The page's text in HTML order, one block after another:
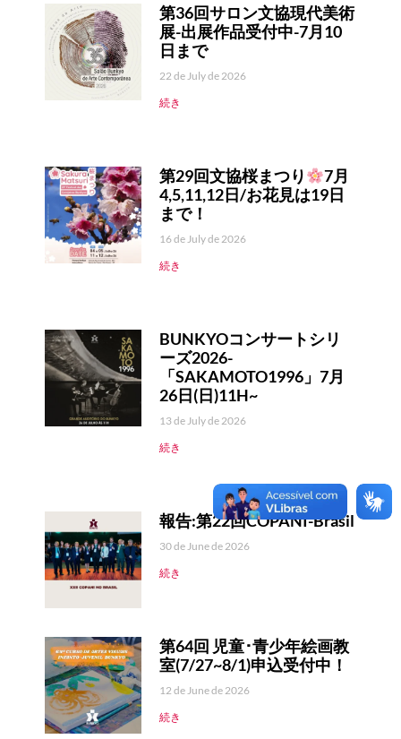
第36回サロン文協現代美術
展-出展作品受付中-7月10
日まで
22 de July de 2026
続き
第29回文協桜まつり
7月
4,5,11,12日/お花見は19日
まで！
16 de July de 2026
続き
BUNKYOコンサートシリ
ーズ2026-
「SAKAMOTO1996」7月
26日(日)11H~
13 de July de 2026
続き
報告:第22回COPANI-Brasil
30 de June de 2026
続き
第64回 児童･青少年絵画教
室(7/27~8/1)申込受付中！
12 de June de 2026
続き